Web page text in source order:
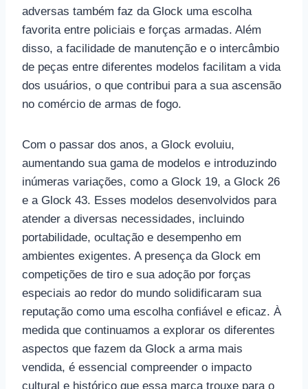
adversas também faz da Glock uma escolha
favorita entre policiais e forças armadas. Além
disso, a facilidade de manutenção e o intercâmbio
de peças entre diferentes modelos facilitam a vida
dos usuários, o que contribui para a sua ascensão
no comércio de armas de fogo.
Com o passar dos anos, a Glock evoluiu,
aumentando sua gama de modelos e introduzindo
inúmeras variações, como a Glock 19, a Glock 26
e a Glock 43. Esses modelos desenvolvidos para
atender a diversas necessidades, incluindo
portabilidade, ocultação e desempenho em
ambientes exigentes. A presença da Glock em
competições de tiro e sua adoção por forças
especiais ao redor do mundo solidificaram sua
reputação como uma escolha confiável e eficaz. À
medida que continuamos a explorar os diferentes
aspectos que fazem da Glock a arma mais
vendida, é essencial compreender o impacto
cultural e histórico que essa marca trouxe para o